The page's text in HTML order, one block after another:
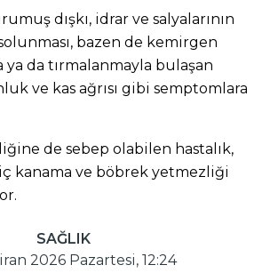
dışkı, idrar ve salyalarının
solunması, bazen de kemirgen
ya da tırmalanmayla bulaşan
ve kas ağrısı gibi semptomlara
de sebep olabilen hastalık,
kanama ve böbrek yetmezliği
SAĞLIK
2026 Pazartesi, 12:24